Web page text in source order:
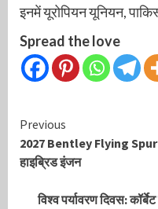
इनमें यूरोपियन यूनियन,
Spread the love
Continue
Reading
Previous
2027 Bentley Flying Spur
हाइब्रिड इंजन
विश्व पर्यावरण दिवस: